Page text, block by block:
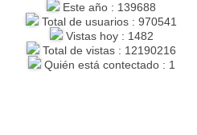
Este año : 139688
Total de usuarios : 970541
Vistas hoy : 1482
Total de vistas : 12190216
Quién está contectado : 1